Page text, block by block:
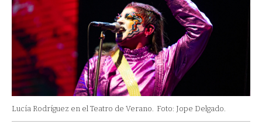
Lucía Rodríguez en el Teatro de Verano. Foto: Jope Delgado.